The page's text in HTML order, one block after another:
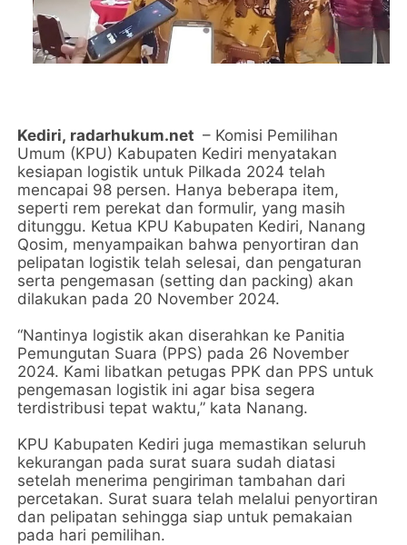
Kediri, radarhukum.net – Komisi Pemilihan
Umum (KPU) Kabupaten Kediri menyatakan
kesiapan logistik untuk Pilkada 2024 telah
mencapai 98 persen. Hanya beberapa item,
seperti rem perekat dan formulir, yang masih
ditunggu. Ketua KPU Kabupaten Kediri, Nanang
Qosim, menyampaikan bahwa penyortiran dan
pelipatan logistik telah selesai, dan pengaturan
serta pengemasan (setting dan packing) akan
dilakukan pada 20 November 2024.
“Nantinya logistik akan diserahkan ke Panitia
Pemungutan Suara (PPS) pada 26 November
2024. Kami libatkan petugas PPK dan PPS untuk
pengemasan logistik ini agar bisa segera
terdistribusi tepat waktu,” kata Nanang.
KPU Kabupaten Kediri juga memastikan seluruh
kekurangan pada surat suara sudah diatasi
setelah menerima pengiriman tambahan dari
percetakan. Surat suara telah melalui penyortiran
dan pelipatan sehingga siap untuk pemakaian
pada hari pemilihan.